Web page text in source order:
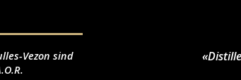
Vezon sind